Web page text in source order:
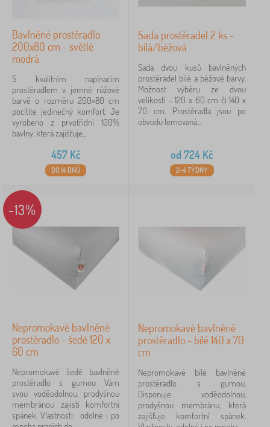
Štítky
Značky
Zrušit FILTROVÁNÍ
Bavlněné prostěradlo
200x80 cm - světlé
modrá
S kvalitním napínacím
prostěradlem v jemné růžové
barvě o rozměru 200×80 cm
pocítíte jedinečný komfort. Je
vyrobeno z prvotřídní 100%
bavlny, která zajišťuje...
457Kč
DO 14 DNŮ
Sada prostěradel 2 ks -
bílá/béžová
Sada dvou kusů bavlněných
prostěradel bílé a béžové barvy.
Možnost výběru ze dvou
velikostí - 120 x 60 cm či 140 x
70 cm. Prostěradla jsou po
obvodu lemovaná...
od 724 Kč
2-4 TÝDNY
-13%
Nepromokavé bavlněné
prostěradlo - šedé 120 x
60 cm
Nepromokavé šedé bavlněné
prostěradlo s gumou Vám
svou voděodolnou, prodyšnou
membránou zajistí komfortní
spánek. Vlastnosti: odolné i po
Nepromokavé bavlněné
prostěradlo - bílé 140 x 70
cm
Nepromokavé bílé bavlněné
prostěradlo s gumou.
Disponuje voděodolnou,
prodyšnou membránu, která
zajišťuje komfortní spánek.